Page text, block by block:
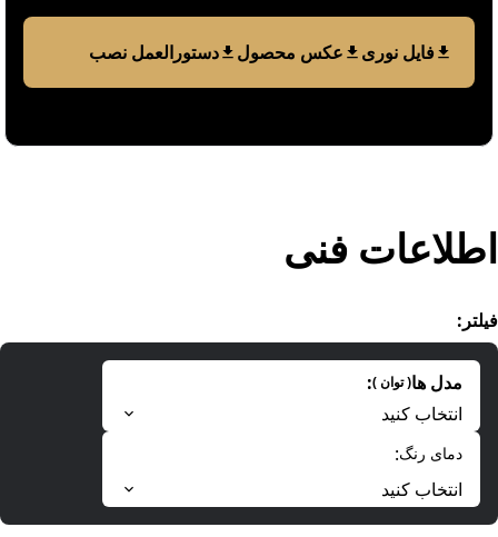
فایل نوری عکس محصول دستورالعمل نصب
اطلاعات فنی
فیلتر :
مدل ها(توان)
:
انتخاب کنید
دمای رنگ:
انتخاب کنید